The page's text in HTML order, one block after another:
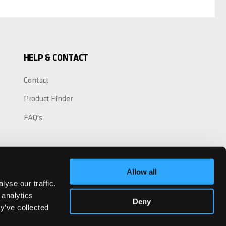
our traffic.
collected
Allow all
Deny
HELP & CONTACT
Contact
Product Finder
FAQ's